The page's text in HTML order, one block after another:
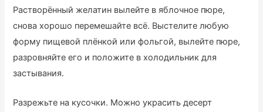
Растворённый желатин вылейте в яблочное пюре,
снова хорошо перемешайте всё. Выстелите любую
форму пищевой плёнкой или фольгой, вылейте пюре,
разровняйте его и положите в холодильник для
застывания.
Разрежьте на кусочки. Можно украсить десерт